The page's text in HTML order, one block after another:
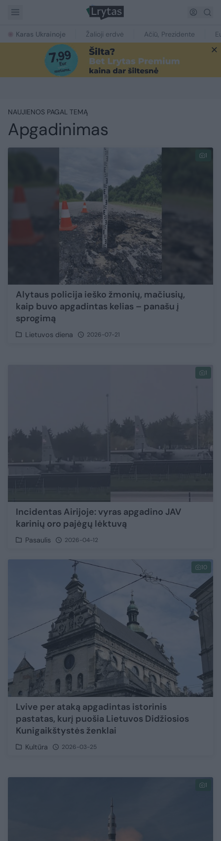
Karas Ukrainoje Žalioji erdvė Ačiū, Prezidente
NAUJIENOS PAGAL TEMĄ
Apgadinimas
1
Alytaus policija ieško žmonių, mačiusių,
kaip buvo apgadintas kelias – panašu į
sprogimą
Lietuvos diena 2026-07-21
1
Incidentas Airijoje: vyras apgadino JAV
karinių oro pajėgų lėktuvą
Pasaulis 2026-04-12
10
Lvive per ataką apgadintas istorinis
pastatas, kurį puošia Lietuvos Didžiosios
Kunigaikštystės ženklai
Kultūra 2026-03-25
1